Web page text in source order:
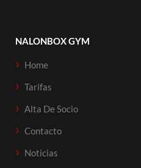
NALONBOX GYM
Home
Tarifas
Alta De Socio
Contacto
Noticias